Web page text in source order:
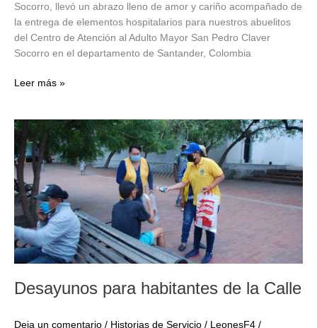
Socorro, llevó un abrazo lleno de amor y cariño acompañado de
la entrega de elementos hospitalarios para nuestros abuelitos
del Centro de Atención al Adulto Mayor San Pedro Claver
Socorro en el departamento de Santander, Colombia
Donación
de
Atención
al
Adulto
Mayor
en
Socorro
Santander
Leer más »
Desayunos para habitantes de la Calle
Deja un comentario / Historias de Servicio / LeonesF4 /